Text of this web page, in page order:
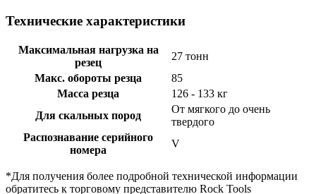
Технические характеристики
Максимальная нагрузка на
резец
27 тонн
Макс. обороты резца
85
Масса резца
126 - 133 кг
Для скальных пород
От мягкого до очень
твердого
Распознавание серийного
номера
V
*Для получения более подробной технической информации
обратитесь к торговому представителю Rock Tools